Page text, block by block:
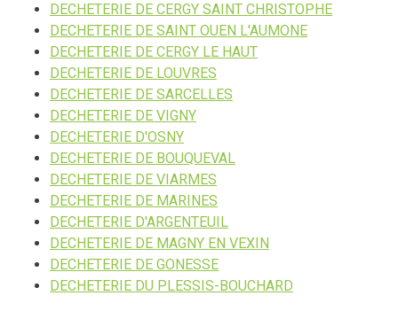
DECHETERIE DE CERGY SAINT CHRISTOPHE
DECHETERIE DE SAINT OUEN L'AUMONE
DECHETERIE DE CERGY LE HAUT
DECHETERIE DE LOUVRES
DECHETERIE DE SARCELLES
DECHETERIE DE VIGNY
DECHETERIE D'OSNY
DECHETERIE DE BOUQUEVAL
DECHETERIE DE VIARMES
DECHETERIE DE MARINES
DECHETERIE D'ARGENTEUIL
DECHETERIE DE MAGNY EN VEXIN
DECHETERIE DE GONESSE
DECHETERIE DU PLESSIS-BOUCHARD